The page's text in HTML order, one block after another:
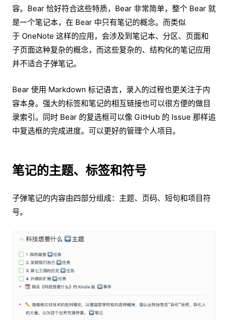
容。Bear 恰好符合这些特质，Bear 非常简单，整个 Bear 就
是一个笔记本，在 Bear 中只有笔记的概念。而类似
于 OneNote 这样的应用，会涉及到笔记本、分区、页面和
子页面这种复杂的概念，而这些复杂的、结构化的笔记应用
并不适合子弹笔记。
Bear 使用 Markdown 标记语言，录入的过程也更关注于内
容本身。强大的标签和笔记的相互链接也可以很方便的做目
录索引。同时 Bear 的复选框可以像 GitHub 的 Issue 那样追
中复选框的完成进度。可以更好的管理个人项目。
笔记的主题、标签和符号
子弹笔记的内容由四部分组成：主题、页码、短句和项目符
号。